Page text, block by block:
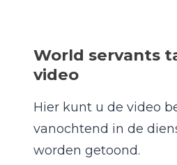
World servants
video
Hier kunt u de video
vanochtend in de
worden getoond.